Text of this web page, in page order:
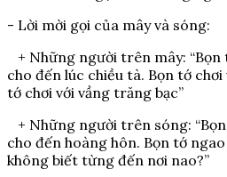
- Lời mời gọi của mây và sóng:
+ Những người trên mây:
cho đến lúc chiều tà. Bọn tớ
tớ chơi với vầng trăng bạc”
+ Những người trên sóng:
cho đến hoàng hôn. Bọn tớ
không biết từng đến nơi nao?”